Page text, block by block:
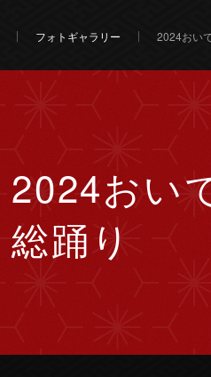
フォトギャラリー 2024おい
2024おい
総踊り